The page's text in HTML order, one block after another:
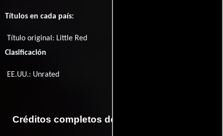
Títulos en cada país:
Título original: Little Red
Clasificación
EE.UU.: Unrated
Créditos completos de la película Little Red